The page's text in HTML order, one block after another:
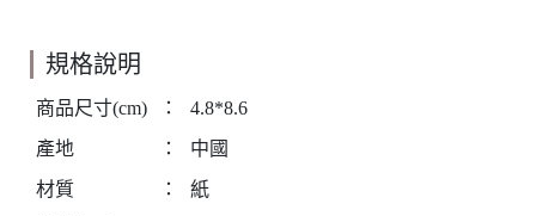
規格說明
商品尺寸(cm) ：
4.8*8.6
產地
：
中國
材質
：
紙